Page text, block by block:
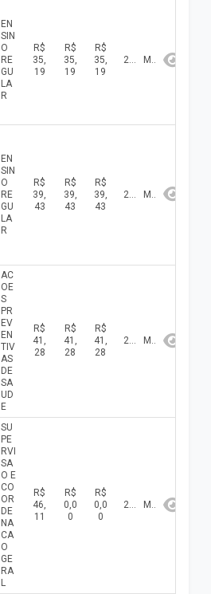
EN
SIN
O
RE
GU
LA
R
R$
35,
19
R$
35,
19
R$
35,
19
2026 Maio
EN
SIN
O
RE
GU
LA
R
R$
39,
43
R$
39,
43
R$
39,
43
2026 Maio
AC
OE
S
PR
EV
EN
TIV
AS
DE
SA
UD
E
R$
41,
28
R$
41,
28
R$
41,
28
2026 Maio
SU
PE
RVI
SA
O E
CO
OR
DE
NA
CA
O
GE
RA
L
R$
46,
11
R$
0,0
0
R$
0,0
0
2026 Maio